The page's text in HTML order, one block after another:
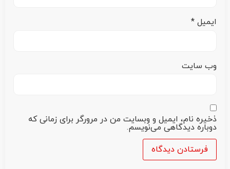
ایمیل *
وب‌ سایت
ذخیره نام، ایمیل و وبسایت من در مرورگر برای زمانی که
دوباره دیدگاهی می‌نویسم.